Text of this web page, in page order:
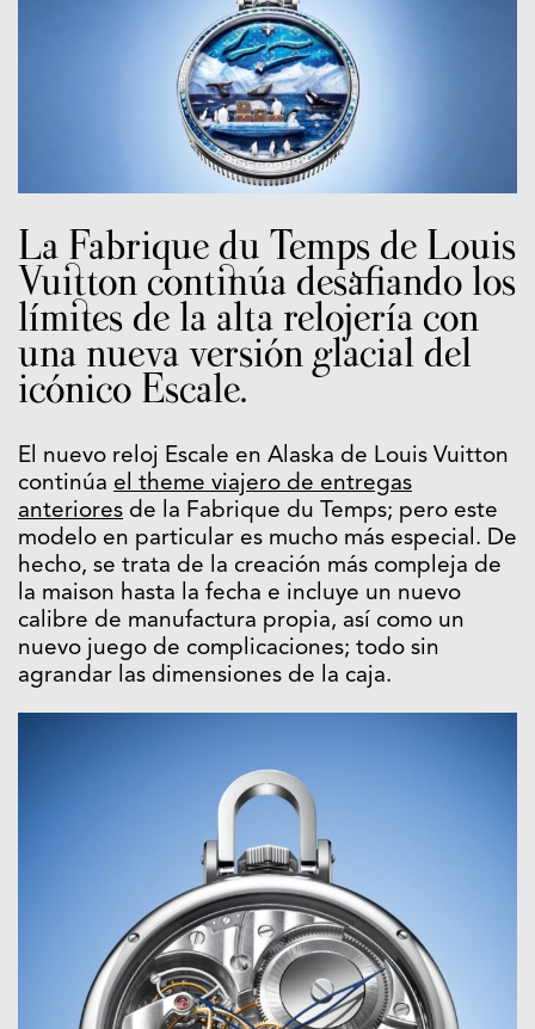
La Fabrique du Temps de Louis
Vuitton continúa desafiando los
límites de la alta relojería con
una nueva versión glacial del
icónico Escale.
El nuevo reloj Escale en Alaska de Louis Vuitton
continúa el theme viajero de entregas
anteriores de la Fabrique du Temps; pero este
modelo en particular es mucho más especial. De
hecho, se trata de la creación más compleja de
la maison hasta la fecha e incluye un nuevo
calibre de manufactura propia, así como un
nuevo juego de complicaciones; todo sin
agrandar las dimensiones de la caja.